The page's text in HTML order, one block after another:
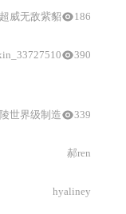
超威无敌紫貂 186
390
世界级制造 339
郝ren
hyaliney